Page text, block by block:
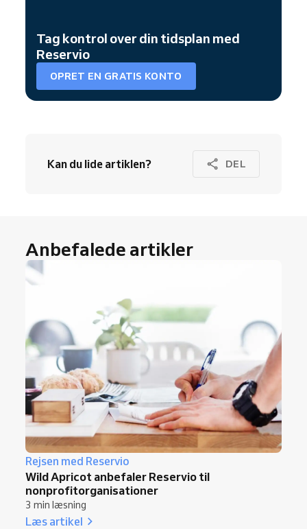
Tag kontrol over din tidsplan med
Reservio
OPRET EN GRATIS KONTO
Kan du lide artiklen? DEL
Anbefalede artikler
Rejsen med Reservio
Wild Apricot anbefaler Reservio til
nonprofitorganisationer
3 min læsning
Læs artikel